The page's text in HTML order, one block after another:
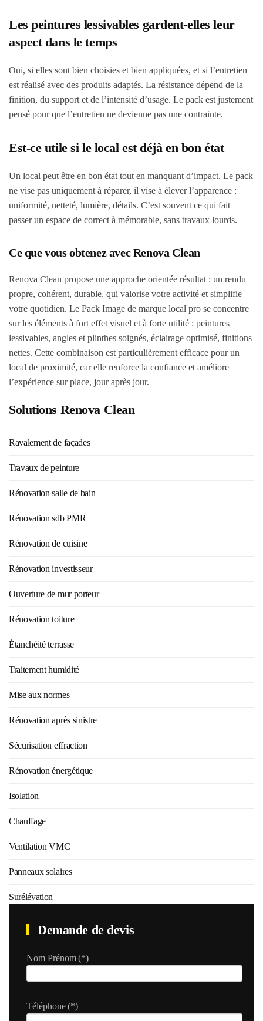
Les peintures lessivables gardent-elles leur
aspect dans le temps
Oui, si elles sont bien choisies et bien appliquées, et si l’entretien
est réalisé avec des produits adaptés. La résistance dépend de la
finition, du support et de l’intensité d’usage. Le pack est justement
pensé pour que l’entretien ne devienne pas une contrainte.
Est-ce utile si le local est déjà en bon état
Un local peut être en bon état tout en manquant d’impact. Le pack
ne vise pas uniquement à réparer, il vise à élever l’apparence :
uniformité, netteté, lumière, détails. C’est souvent ce qui fait
passer un espace de correct à mémorable, sans travaux lourds.
Ce que vous obtenez avec Renova Clean
Renova Clean propose une approche orientée résultat : un rendu
propre, cohérent, durable, qui valorise votre activité et simplifie
votre quotidien. Le Pack Image de marque local pro se concentre
sur les éléments à fort effet visuel et à forte utilité : peintures
lessivables, angles et plinthes soignés, éclairage optimisé, finitions
nettes. Cette combinaison est particulièrement efficace pour un
local de proximité, car elle renforce la confiance et améliore
l’expérience sur place, jour après jour.
Solutions Renova Clean
Ravalement de façades
Travaux de peinture
Rénovation salle de bain
Rénovation sdb PMR
Rénovation de cuisine
Rénovation investisseur
Ouverture de mur porteur
Rénovation toiture
Étanchéité terrasse
Traitement humidité
Mise aux normes
Rénovation après sinistre
Sécurisation effraction
Rénovation énergétique
Isolation
Chauffage
Ventilation VMC
Panneaux solaires
Surélévation
Demande de devis
Nom Prénom(*)
Téléphone(*)